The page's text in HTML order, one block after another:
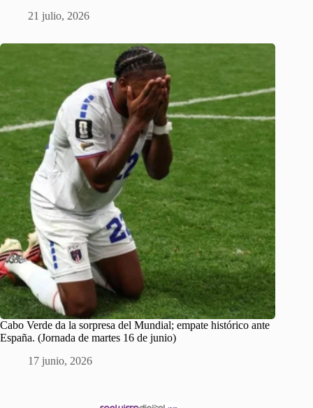
21 julio, 2026
Cabo Verde da la sorpresa del Mundial; empate histórico ante
España. (Jornada de martes 16 de junio)
17 junio, 2026